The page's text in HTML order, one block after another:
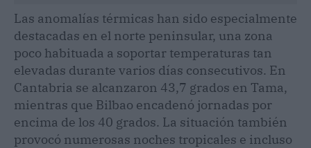
Las anomalías térmicas han sido especialmente
destacadas en el norte peninsular, una zona
poco habituada a soportar temperaturas tan
elevadas durante varios días consecutivos. En
Cantabria se alcanzaron 43,7 grados en Tama,
mientras que Bilbao encadenó jornadas por
encima de los 40 grados. La situación también
provocó numerosas noches tropicales e incluso